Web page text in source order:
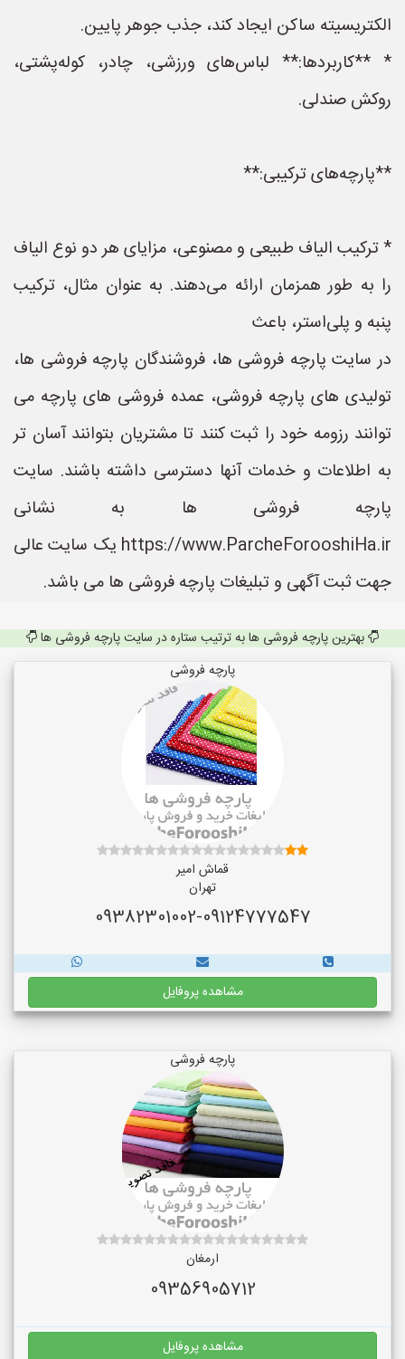
الکتریسیته ساکن ایجاد کند، جذب جوهر پایین.
* **کاربردها:** لباس‌های ورزشی، چادر، کوله‌پشتی،
روکش صندلی.
**پارچه‌های ترکیبی:**
* ترکیب الیاف طبیعی و مصنوعی، مزایای هر دو نوع الیاف
را به طور همزمان ارائه می‌دهند. به عنوان مثال، ترکیب
پنبه و پلی‌استر، باعث
در سایت پارچه فروشی ها، فروشندگان پارچه فروشی ها،
تولیدی های پارچه فروشی، عمده فروشی های پارچه می
توانند رزومه خود را ثبت کنند تا مشتریان بتوانند آسان تر
به اطلاعات و خدمات آنها دسترسی داشته باشند. سایت
پارچه فروشی ها به نشانی
https://www.ParcheForooshiHa.ir یک سایت عالی
جهت ثبت آگهی و تبلیغات پارچه فروشی ها می باشد.
بهترین پارچه فروشی ها به ترتیب ستاره در سایت پارچه فروشی ها
پارچه فروشی
قماش امیر
تهران
09382301002-09124777547
مشاهده پروفایل
پارچه فروشی
ارمغان
09356905712
مشاهده پروفایل